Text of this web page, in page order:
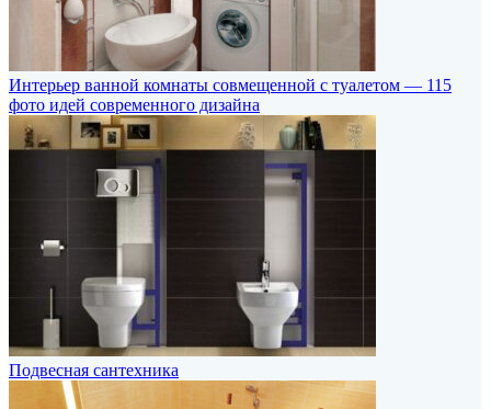
Интерьер ванной комнаты совмещенной с туалетом — 115
фото идей современного дизайна
Подвесная сантехника